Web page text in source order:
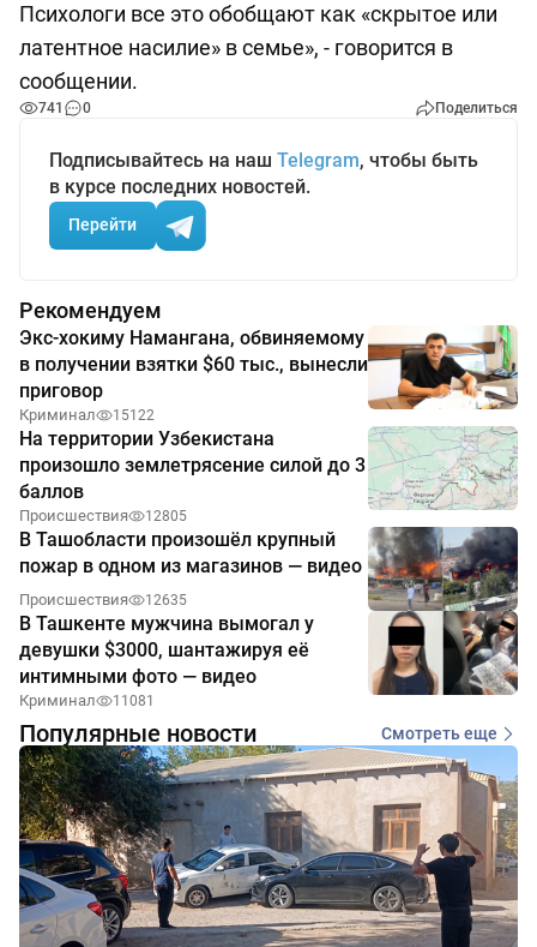
Психологи все это обобщают как «скрытое или
латентное насилие» в семье», - говорится в
сообщении.
741 0 Поделиться
Подписывайтесь на наш Telegram, чтобы быть
в курсе последних новостей.
Перейти
Рекомендуем
Экс-хокиму Намангана, обвиняемому
в получении взятки $60 тыс., вынесли
приговор
Криминал 15122
На территории Узбекистана
произошло землетрясение силой до 3
баллов
Происшествия 12805
В Ташобласти произошёл крупный
пожар в одном из магазинов — видео
Происшествия 12635
В Ташкенте мужчина вымогал у
девушки $3000, шантажируя её
интимными фото — видео
Криминал 11081
Популярные новости Смотреть еще